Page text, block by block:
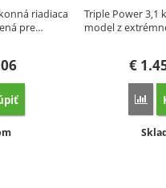
riadiaca
pre…
Triple Power 3,1
model z
€